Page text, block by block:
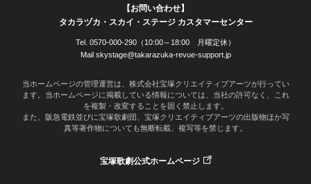
【お問い合わせ】
タカラヅカ・スカイ・ステージ カスタマーセンター
Tel. 0570-000-290（10:00～18:00 月曜定休）
Mail skystage@takarazuka-revue-support.jp
当ホームページの管理運営は、株式会社宝塚クリエイティブアーツが行ってい
ます。当ホームページに掲載している情報については、当社の許可なく、これ
を複製・改変することを固く禁止します。
また、阪急電鉄並びに宝塚歌劇団、宝塚クリエイティブアーツの出版物ほか写
真等著作物についても無断転載、複写等を禁じます。
宝塚歌劇公式ホームページ